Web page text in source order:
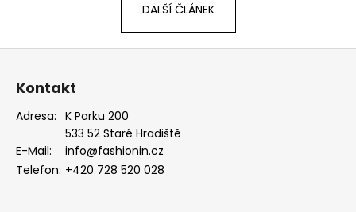
DALŠÍ ČLÁNEK
Kč
Z
Kontakt
Adresa: K Parku 200
533 52 Staré Hradiště
E-Mail:
info@fashionin.cz
Telefon: +420 728 520 028